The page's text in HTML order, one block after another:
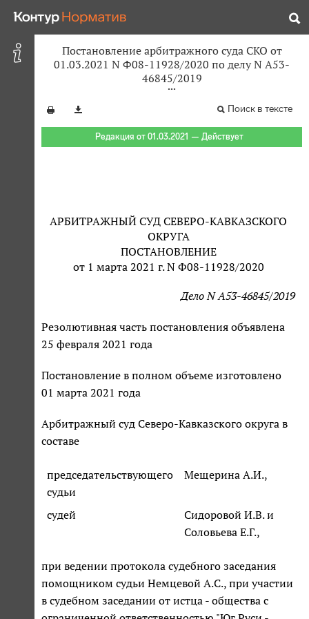
Постановление арбитражного суда СКО от
01.03.2021 N Ф08-11928/2020 по делу N А53-
46845/2019
Поиск в тексте
Редакция от 01.03.2021 — Действует
АРБИТРАЖНЫЙ СУД СЕВЕРО-КАВКАЗСКОГО
ОКРУГА
ПОСТАНОВЛЕНИЕ
от 1 марта 2021 г. N Ф08-11928/2020
Дело N А53-46845/2019
Резолютивная часть постановления объявлена
25 февраля 2021 года
Постановление в полном объеме изготовлено
01 марта 2021 года
Арбитражный суд Северо-Кавказского округа в
составе
председательствующего
судьи
Мещерина А.И.,
судей
Сидоровой И.В. и
Соловьева Е.Г.,
при ведении протокола судебного заседания
помощником судьи Немцевой А.С., при участии
в судебном заседании от истца - общества с